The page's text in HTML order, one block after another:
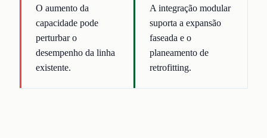
O aumento da
capacidade pode
perturbar o
desempenho da linha
existente.
A integração modular
suporta a expansão
faseada e o
planeamento de
retrofitting.